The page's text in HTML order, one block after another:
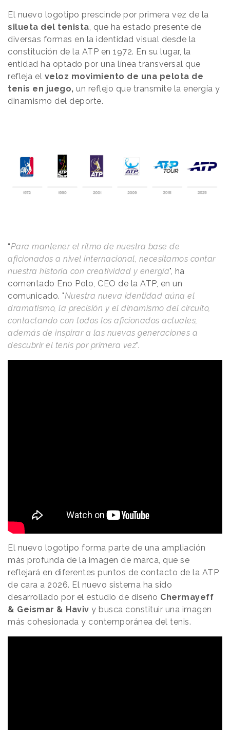
El nuevo logotipo prescinde por primera vez de la
silueta del tenista, que ha estado presente de
diversas formas en la identidad visual desde la
constitución de la ATP en 1972. En su lugar, la
entidad ha optado por una línea transversal que
refleja el veloz movimiento de una pelota de
tenis en juego, un reflejo que transmite la energía y
dinamismo del deporte.
“Para mantener el ritmo de nuestra base de
aficionados a nivel internacional, necesitamos contar
nuestra historia con creatividad y energía", ha
comentado Eno Polo, CEO de la ATP, en un
comunicado. "Nuestra nueva identidad aúna el
dramatismo, la precisión y el dinamismo del circuito,
contactando con todos los aficionados actuales,
además de inspirar a las nuevas generaciones a
descubrir el tenis por primera vez”.
El nuevo logotipo forma parte de una ampliación
más profunda de la imagen de marca, que se
reflejará en diferentes puntos de contacto de la ATP
de cara a 2026. El nuevo sistema ha sido
desarrollado por el estudio de diseño Chermayeff
& Geismar & Haviv y busca constituir una imagen
más cohesionada y contemporánea del tenis.